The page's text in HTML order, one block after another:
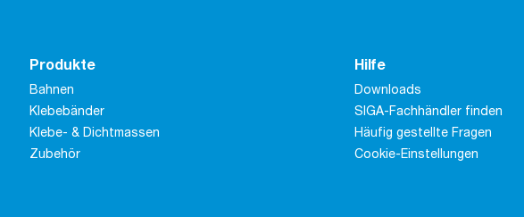
Produkte
Bahnen
Klebebänder
Klebe- & Dichtmassen
Zubehör
Hilfe
Downloads
SIGA-Fachhändler finden
Häufig gestellte Fragen
Cookie-Einstellungen